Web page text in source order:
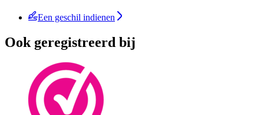
Een geschil indienen
Ook geregistreerd bij